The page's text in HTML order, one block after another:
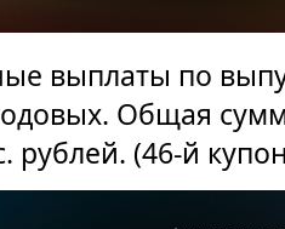
выплаты по
Общая
рублей. (46-й